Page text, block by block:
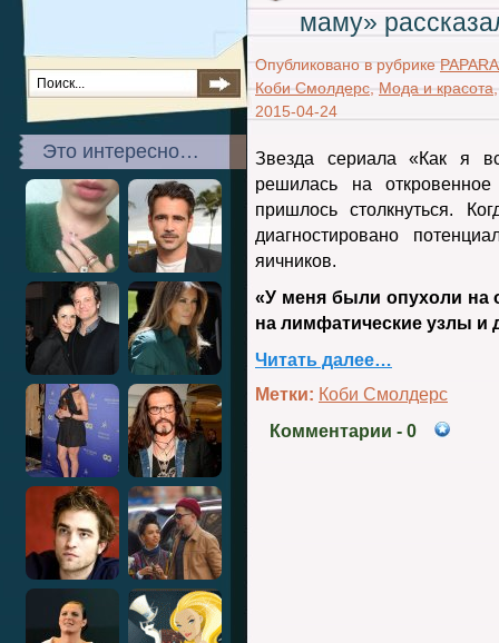
Это интересно…
маму»
Опубликовано в рубрике
Коби Смолдерс Мода и красота
2015-04-24
Звезда сериала «Как я
решилась на
пришлось столкнуться.
диагностировано
яичников.
«У меня были опухоли на
на лимфатические узлы и
Читать далее…
Метки: Коби Смолдерс
Комментарии - 0